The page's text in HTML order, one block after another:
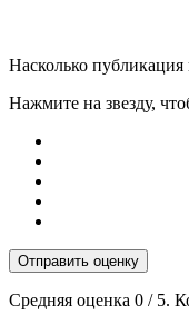
Насколько публикация
Нажмите на звезду,
Отправить оценку
Средняя оценка 0 / 5.